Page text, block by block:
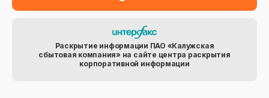
Раскрытие информации ПАО «Калужская
сбытовая компания» на сайте центра раскрытия
корпоративной информации